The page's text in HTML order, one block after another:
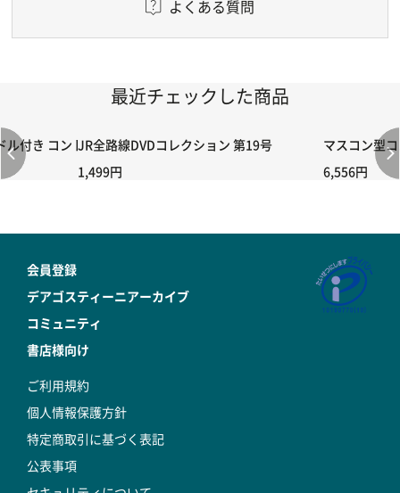
よくある質問
最近チェックした商品
付き コントローラー＆ポイント切り替えスイッチRC-02/C002 /
JR全路線DVDコレクション 第19号
1,499円
マスコン型
6,556円
会員登録
デアゴスティーニアーカイブ
コミュニティ
書店様向け
ご利用規約
個人情報保護方針
特定商取引に基づく表記
公表事項